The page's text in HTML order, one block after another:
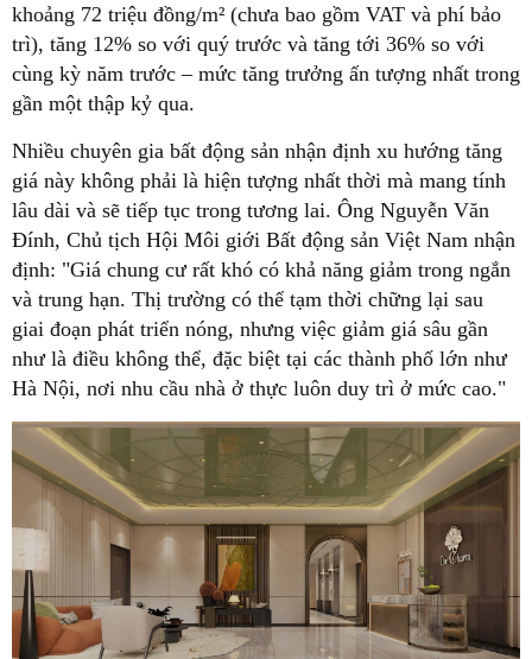
khoảng 72 triệu đồng/m² (chưa bao gồm VAT và phí bảo
trì), tăng 12% so với quý trước và tăng tới 36% so với
cùng kỳ năm trước – mức tăng trưởng ấn tượng nhất trong
gần một thập kỷ qua.
Nhiều chuyên gia bất động sản nhận định xu hướng tăng
giá này không phải là hiện tượng nhất thời mà mang tính
lâu dài và sẽ tiếp tục trong tương lai. Ông Nguyễn Văn
Đính, Chủ tịch Hội Môi giới Bất động sản Việt Nam nhận
định: "Giá chung cư rất khó có khả năng giảm trong ngắn
và trung hạn. Thị trường có thể tạm thời chững lại sau
giai đoạn phát triển nóng, nhưng việc giảm giá sâu gần
như là điều không thể, đặc biệt tại các thành phố lớn như
Hà Nội, nơi nhu cầu nhà ở thực luôn duy trì ở mức cao."